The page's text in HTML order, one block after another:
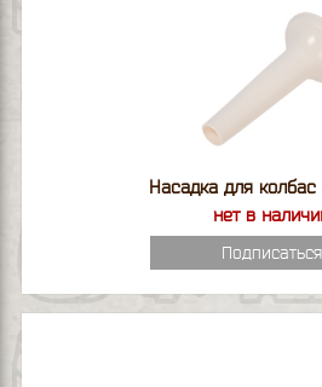
Насадка для
нет в
Подписаться